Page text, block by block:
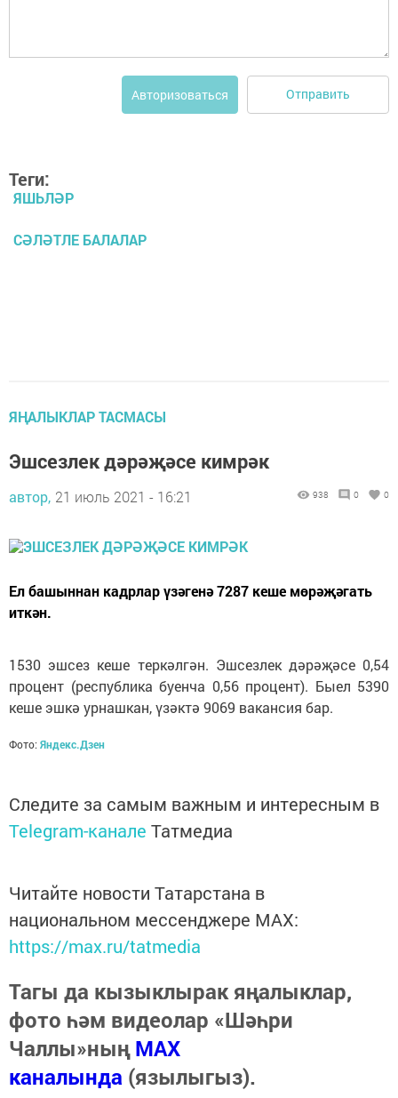
Авторизоваться Отправить
Теги:
ЯШЬЛӘР
СӘЛӘТЛЕ БАЛАЛАР
ЯҢАЛЫКЛАР ТАСМАСЫ
Эшсезлек дәрәҗәсе кимрәк
автор, 21 июль 2021 - 16:21 938 0 0
Ел башыннан кадрлар үзәгенә 7287 кеше мөрәҗәгать
иткән.
1530 эшсез кеше теркәлгән. Эшсезлек дәрәҗәсе 0,54
процент (республика буенча 0,56 процент). Быел 5390
кеше эшкә урнашкан, үзәктә 9069 вакансия бар.
Фото: Яндекс.Дзен
Следите за самым важным и интересным в
Telegram-канале Татмедиа
Читайте новости Татарстана в
национальном мессенджере MАХ:
https://max.ru/tatmedia
Тагы да кызыклырак яңалыклар,
фото һәм видеолар «Шәһри
Чаллы»ныңMAX
каналында (язылыгыз).